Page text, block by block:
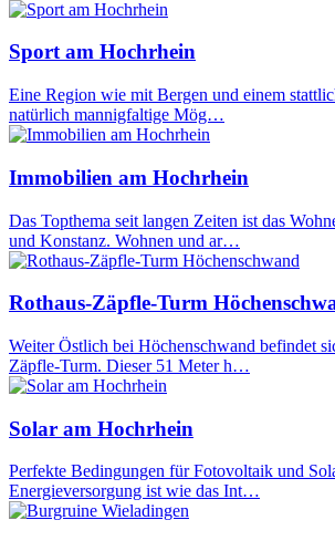
Sport am Hochrhein
Eine Region wie mit Bergen und einem
natürlich mannigfaltige Mög…
Immobilien am Hochrhein
Das Topthema seit langen Zeiten ist das
und Konstanz. Wohnen und ar…
Rothaus-Zäpfle-Turm
Weiter Östlich bei Höchenschwand befindet
Zäpfle-Turm. Dieser 51 Meter h…
Solar am Hochrhein
Perfekte Bedingungen für Fotovoltaik und
Energieversorgung ist wie das Int…